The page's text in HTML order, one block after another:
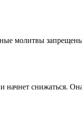
молитвы
снижаться.